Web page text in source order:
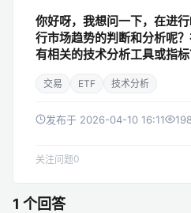
你好呀，我想问一下，在进
行市场趋势的判断和分析呢
有相关的技术分析工具或指标
交易 ETF 技术分析
发布于 2026-04-10 16:11
关注问题0
1 个回答